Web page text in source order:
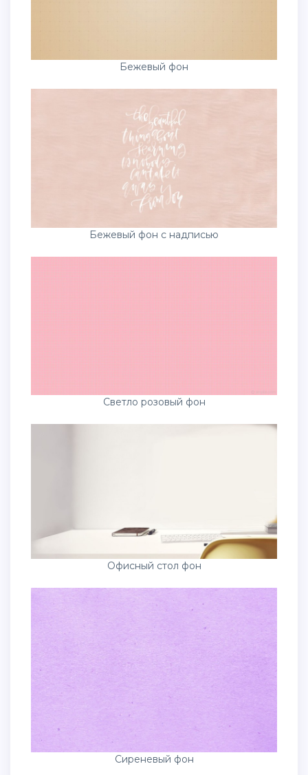
Бежевый фон
Бежевый фон с надписью
Светло розовый фон
Офисный стол фон
Сиреневый фон